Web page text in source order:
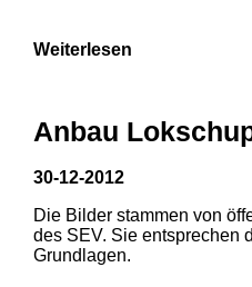
1 2
Weiterlesen
Anbau
30-12-2012
Die Bilder stammen von
des SEV. Sie entsprechen
Grundlagen.